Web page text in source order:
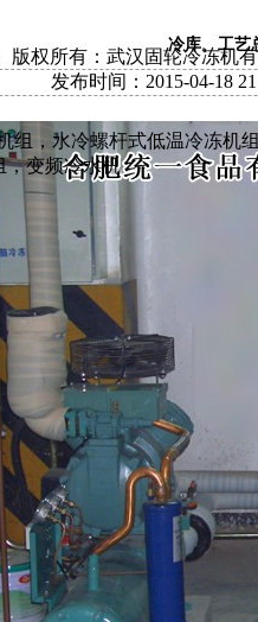
冷库、工艺
发布时间：2015-04-18
版权所有：武汉固轮冷冻机
组，水冷螺杆式低温冷冻机
，变频冷水机